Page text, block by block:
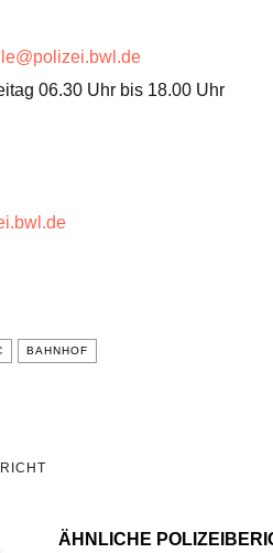
06.30 Uhr bis 18.00 Uhr
BAHNHOF
ÄHNLICHE